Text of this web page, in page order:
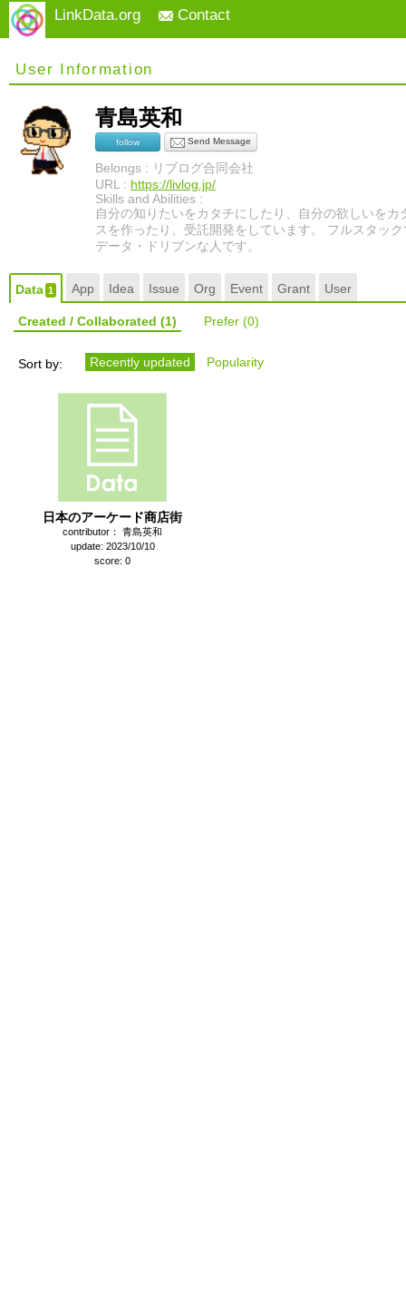
LinkData.org Contact
User Information
青島英和
follow Send Message
Belongs : リブログ合同会社
URL : https://livlog.jp/
Skills and Abilities :
自分の知りたいをカタチにしたり、自分の欲しいを
スを作ったり、受託開発をしています。 フルスタッ
データ・ドリブンな人です。
Data1 App Idea Issue Org Event Grant User
Created / Collaborated (1) Prefer (0)
Sort by: Recently updated Popularity
日本のアーケード商店街
contributor： 青島英和
update: 2023/10/10
score: 0